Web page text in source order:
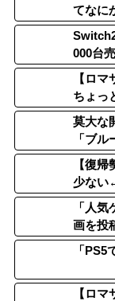
てなに
000台
【ロ
ちょっ
莫大な
「ブ
ド」
【復
少ない
「人
画を投
「
【ロ